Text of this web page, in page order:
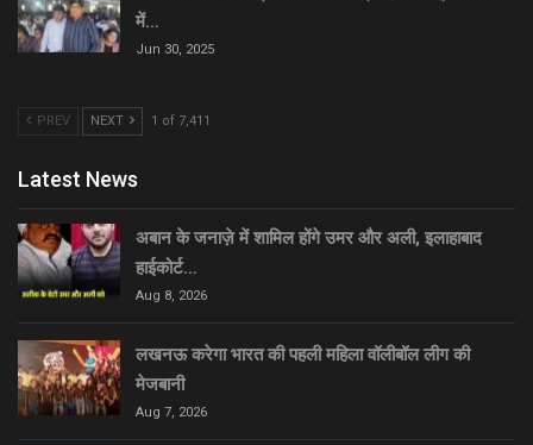
में…
Jun 30, 2025
PREV NEXT 1 of 7,411
Latest News
अबान के जनाज़े में शामिल होंगे उमर और अली, इलाहाबाद
हाईकोर्ट…
Aug 8, 2026
लखनऊ करेगा भारत की पहली महिला वॉलीबॉल लीग की
मेजबानी
Aug 7, 2026